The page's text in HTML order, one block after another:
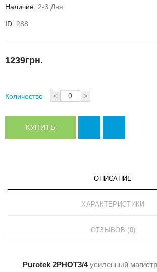
Наличие: 2-3 Дня
ID: 288
1239грн.
Количество < >
КУПИТЬ
ОПИСАНИЕ
ХАРАКТЕРИСТИКИ
ОТЗЫВОВ (0)
Purotek 2PHOT3/4усиленный